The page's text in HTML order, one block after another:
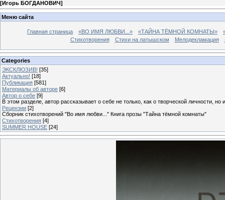
[Игорь БОГДАНОВИЧ]
Меню сайта
Главная страница «ВО ИМЯ ЛЮБВИ...» «ТАЙНА ТЁМНОЙ КОМНАТЫ»
Стихотворения
Стихи на латышском Мелодекламация
Categories
ЭКСКЛЮЗИВ! [35]
Актуально! [18]
Публикация [581]
Материалы об авторе [6]
Автор о себе [9]
В этом разделе, автор рассказывает о себе не только, как о творческой личности,
Рецензии [2]
Сборник стихотворений "Во имя любви..." Книга прозы "Тайна тёмной комнаты"
Стихотворения [4]
SUMMER HOUSE [24]